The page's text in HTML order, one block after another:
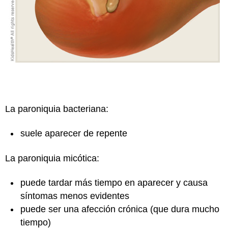
La paroniquia bacteriana:
suele aparecer de repente
La paroniquia micótica:
puede tardar más tiempo en aparecer y causa
síntomas menos evidentes
puede ser una afección crónica (que dura mucho
tiempo)